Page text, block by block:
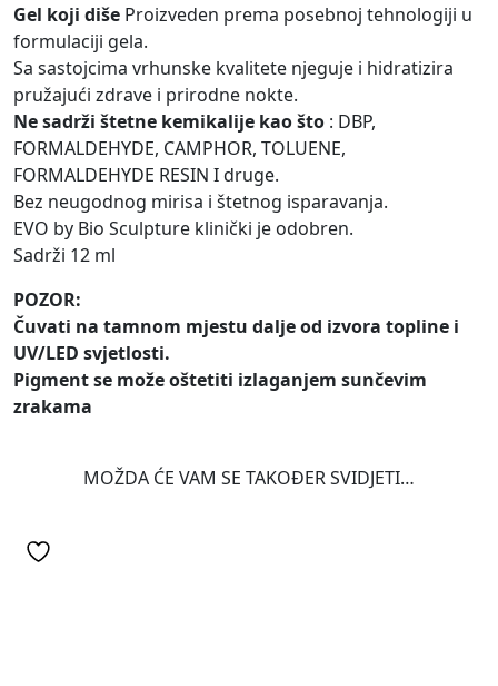
Gel koji diše Proizveden prema posebnoj tehnologiji u
formulaciji gela.
Sa sastojcima vrhunske kvalitete njeguje i hidratizira
pružajući zdrave i prirodne nokte.
Ne sadrži štetne kemikalije kao što : DBP,
FORMALDEHYDE, CAMPHOR, TOLUENE,
FORMALDEHYDE RESIN I druge.
Bez neugodnog mirisa i štetnog isparavanja.
EVO by Bio Sculpture klinički je odobren.
Sadrži 12 ml
POZOR:
Čuvati na tamnom mjestu dalje od izvora topline i
UV/LED svjetlosti.
Pigment se može oštetiti izlaganjem sunčevim
zrakama
MOŽDA ĆE VAM SE TAKOĐER SVIDJETI…